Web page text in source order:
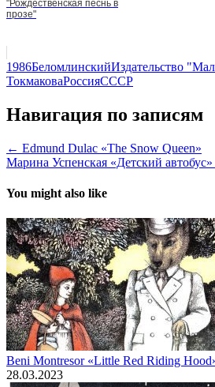
"Рождественская песнь в
прозе"
1986БеломлинскийИздательство
ТокмаковаРоссияСССР
Навигация по записям
← Edmund Dulac «The Snow Queen»
Марина Успенская «Детский
You might also like
Beni Montresor «Little Red Riding
28.03.2023